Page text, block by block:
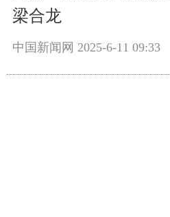
梁合龙
中国新闻网 2025-6-11 09:33